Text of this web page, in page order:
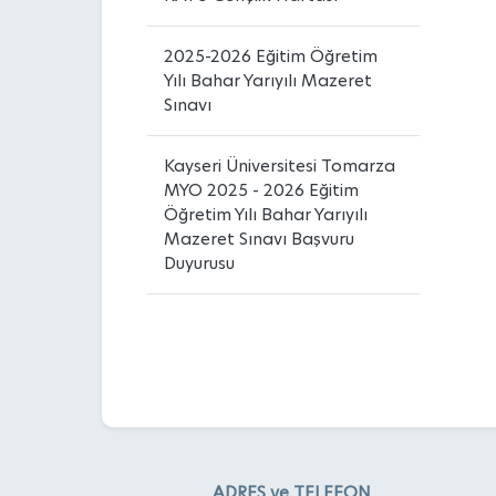
2025-2026 Eğitim Öğretim
Yılı Bahar Yarıyılı Mazeret
Sınavı
Kayseri Üniversitesi Tomarza
MYO 2025 - 2026 Eğitim
Öğretim Yılı Bahar Yarıyılı
Mazeret Sınavı Başvuru
Duyurusu